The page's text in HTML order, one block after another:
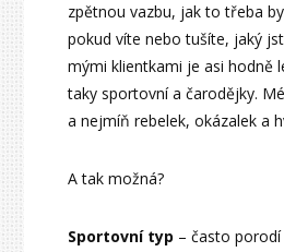
zpětnou vazbu, jak to třeba
pokud víte nebo tušíte, jaký
mými klientkami je asi hodně
taky sportovní a čarodějky.
a nejmíň rebelek, okázalek a
A tak možná?
Sportovní typ – často